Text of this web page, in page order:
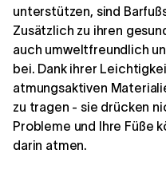
unterstützen, sind
Zusätzlich zu ihren
auch umweltfreundlich
bei. Dank ihrer
atmungsaktiven
zu tragen - sie drücken
Probleme und Ihre Füße
darin atmen.